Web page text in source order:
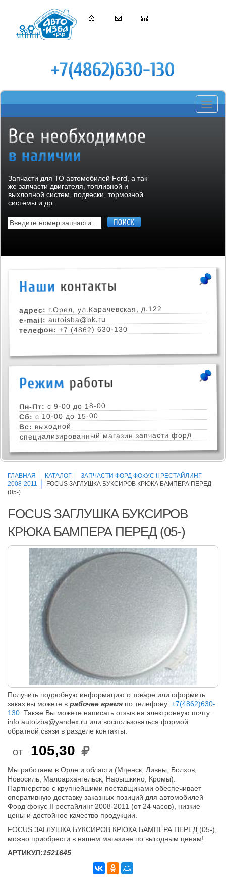
Toggle
Запчасти для ТО автомобилей Ford, а так
же запчасти двигателя, топливной и
выхлопной систем, подвески, тормозной
системы и др.
адрес: г.Орел, ул.Карачевская, д.122
e-mail: autoisba@bk.ru
телефон: +7 (4862) 630-130
Пн-Пт: с 9-00 до 18-00
Сб: с 10-00 до 15-00
Вс: выходной
специализированный магазин запчасти форд
ГЛАВНАЯ КАТАЛОГ
ЗАПЧАСТИ ФОРД ФОКУС II РЕСТАЙЛИНГ
2008-2011
FOCUS ЗАГЛУШКА БУКСИРОВ КРЮКА БАМПЕРА ПЕРЕД
(05-)
FOCUS ЗАГЛУШКА БУКСИРОВ
КРЮКА БАМПЕРА ПЕРЕД (05-)
Получить подробную информацию о товаре или оформить
заказ вы можете в рабочее время по телефону: +7(4862)630-
130 . Также Вы можете написать отзыв на электронную почту:
info.autoizba@yandex.ru или воспользоваться формой
обратной связи в разделе контакты.
от 105,30
Мы работаем в Орле и области (Мценск, Ливны, Болхов,
Новосиль, Малоархангельск, Нарышкино, Кромы).
Партнерство с крупнейшими поставщиками обеспечивает
оперативную доставку заказных позиций для автомобилей
Форд фокус II рестайлинг 2008-2011 (от 24 часов), низкие
цены и достойное качество продукции.
FOCUS ЗАГЛУШКА БУКСИРОВ КРЮКА БАМПЕРА ПЕРЕД (05-),
можно приобрести в нашем магазине по выгодным ценам!
АРТИКУЛ:1521645